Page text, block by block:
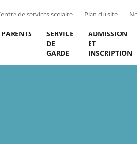
de services scolaire Plan du site
PARENTS
SERVICE
DE
GARDE
ADMISSION
ET
INSCRIPTION